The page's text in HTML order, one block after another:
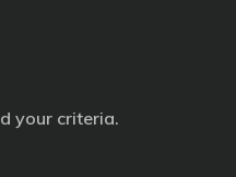
your criteria.